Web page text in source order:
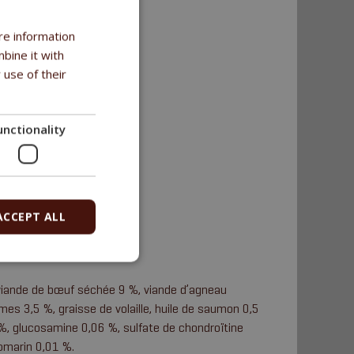
de bœuf séchée 9 %, viande d’agneau
3,5 %, graisse de volaille, huile de saumon 0,5
glucosamine 0,06 %, sulfate de chondroïtine
0,01 %.
information
it with
use of their
ALL